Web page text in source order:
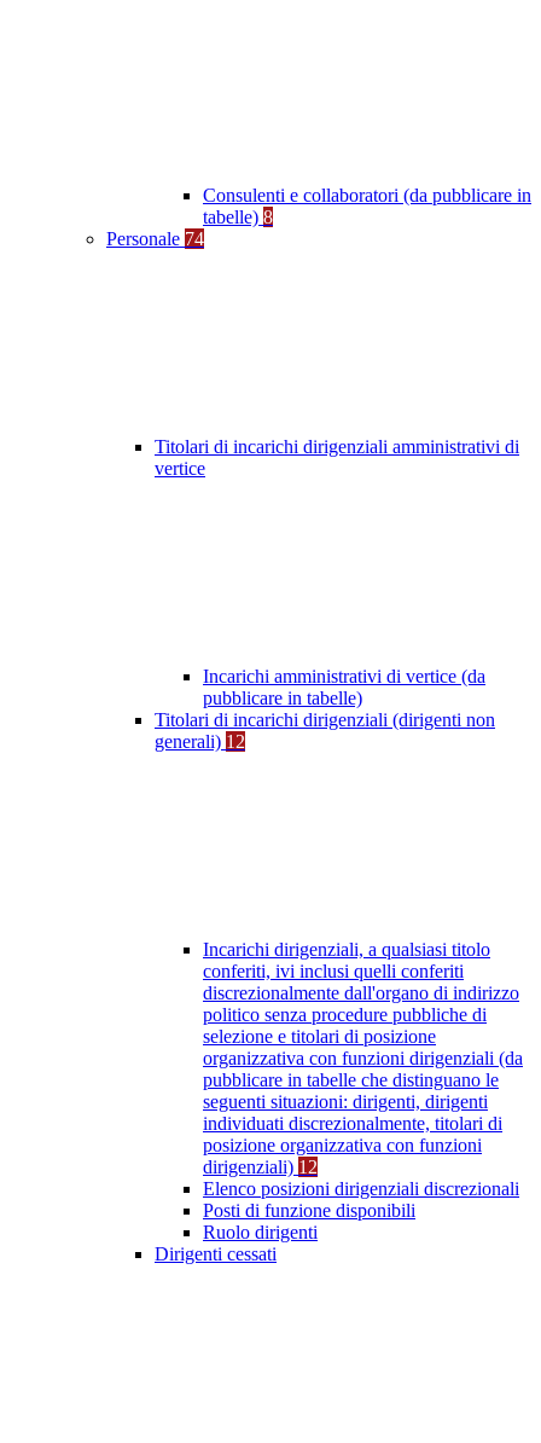
Consulenti e collaboratori (da pubblicare in
tabelle) 8
Personale 74
Titolari di incarichi dirigenziali amministrativi di
vertice
Incarichi amministrativi di vertice (da
pubblicare in tabelle)
Titolari di incarichi dirigenziali (dirigenti non
generali) 12
Incarichi dirigenziali, a qualsiasi titolo
conferiti, ivi inclusi quelli conferiti
discrezionalmente dall'organo di indirizzo
politico senza procedure pubbliche di
selezione e titolari di posizione
organizzativa con funzioni dirigenziali (da
pubblicare in tabelle che distinguano le
seguenti situazioni: dirigenti, dirigenti
individuati discrezionalmente, titolari di
posizione organizzativa con funzioni
dirigenziali) 12
Elenco posizioni dirigenziali discrezionali
Posti di funzione disponibili
Ruolo dirigenti
Dirigenti cessati